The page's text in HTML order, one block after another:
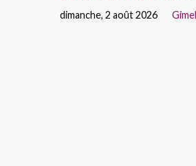
dimanche, 2 août 2026